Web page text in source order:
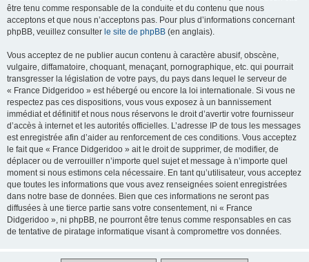
être tenu comme responsable de la conduite et du contenu que nous
acceptons et que nous n’acceptons pas. Pour plus d’informations concernant
phpBB, veuillez consulter le site de phpBB (en anglais).
Vous acceptez de ne publier aucun contenu à caractère abusif, obscène,
vulgaire, diffamatoire, choquant, menaçant, pornographique, etc. qui pourrait
transgresser la législation de votre pays, du pays dans lequel le serveur de
« France Didgeridoo » est hébergé ou encore la loi internationale. Si vous ne
respectez pas ces dispositions, vous vous exposez à un bannissement
immédiat et définitif et nous nous réservons le droit d’avertir votre fournisseur
d’accès à internet et les autorités officielles. L’adresse IP de tous les messages
est enregistrée afin d’aider au renforcement de ces conditions. Vous acceptez
le fait que « France Didgeridoo » ait le droit de supprimer, de modifier, de
déplacer ou de verrouiller n’importe quel sujet et message à n’importe quel
moment si nous estimons cela nécessaire. En tant qu’utilisateur, vous acceptez
que toutes les informations que vous avez renseignées soient enregistrées
dans notre base de données. Bien que ces informations ne seront pas
diffusées à une tierce partie sans votre consentement, ni « France
Didgeridoo », ni phpBB, ne pourront être tenus comme responsables en cas
de tentative de piratage informatique visant à compromettre vos données.